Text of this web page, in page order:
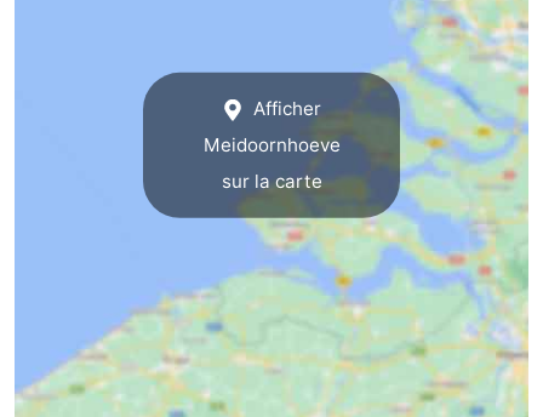
Ginsterveld
Julianahoeve
-
Afficher
Meidoornhoeve
sur la carte